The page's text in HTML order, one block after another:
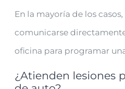
En la mayoría de los
comunicarse
oficina para programar
¿Atienden lesiones